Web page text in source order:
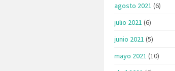
agosto 2021 (6)
julio 2021 (6)
junio 2021 (5)
mayo 2021 (10)